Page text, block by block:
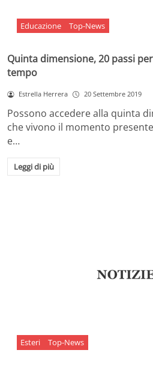
Educazione Top-News
Quinta dimensione, 20 passi
tempo
Estrella Herrera 20 Settembre 2019
Possono accedere alla quinta
che vivono il momento
e…
Leggi di più
Esteri Top-News